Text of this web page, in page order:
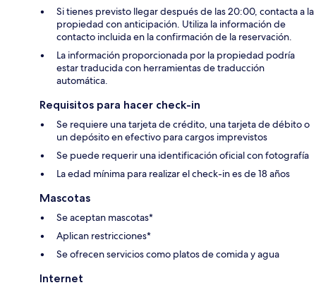
Si tienes previsto llegar después de las 20:00, contacta a la
propiedad con anticipación. Utiliza la información de
contacto incluida en la confirmación de la reservación.
La información proporcionada por la propiedad podría
estar traducida con herramientas de traducción
automática.
Requisitos para hacer check-in
Se requiere una tarjeta de crédito, una tarjeta de débito o
un depósito en efectivo para cargos imprevistos
Se puede requerir una identificación oficial con fotografía
La edad mínima para realizar el check-in es de 18 años
Mascotas
Se aceptan mascotas*
Aplican restricciones*
Se ofrecen servicios como platos de comida y agua
Internet